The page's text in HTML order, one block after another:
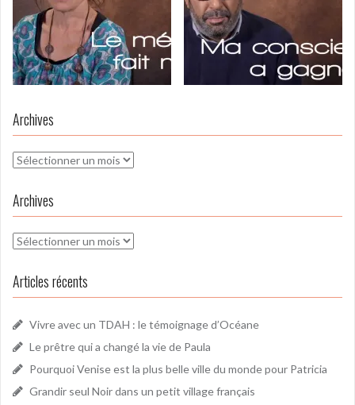
Archives
Archives
Archives
Archives
Articles récents
Vivre avec un TDAH : le témoignage d’Océane
Le prêtre qui a changé la vie de Paula
Pourquoi Venise est la plus belle ville du monde pour Patricia
Grandir seul Noir dans un petit village français